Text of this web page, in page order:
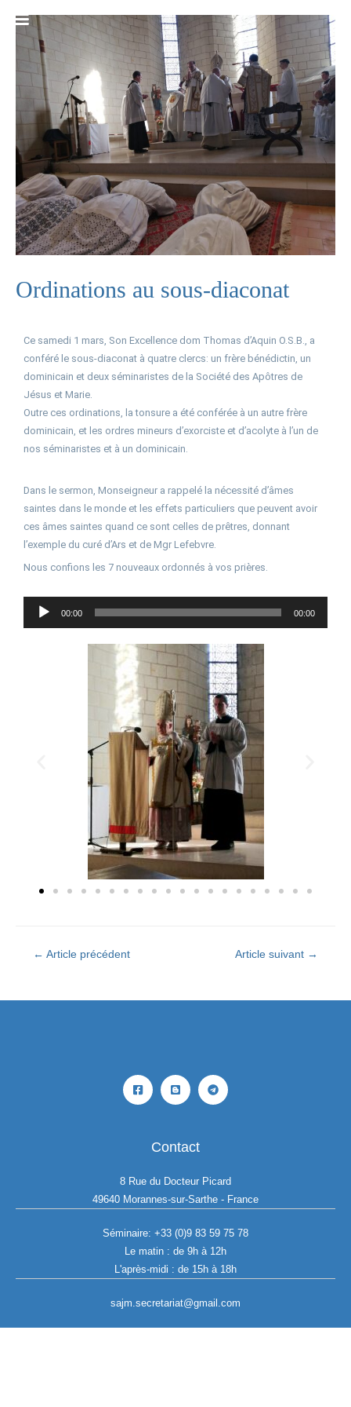
Ordinations au sous-diaconat
Ce samedi 1 mars, Son Excellence dom Thomas d’Aquin O.S.B., a
conféré le sous-diaconat à quatre clercs: un frère bénédictin, un
dominicain et deux séminaristes de la Société des Apôtres de
Jésus et Marie.
Outre ces ordinations, la tonsure a été conférée à un autre frère
dominicain, et les ordres mineurs d’exorciste et d’acolyte à l’un de
nos séminaristes et à un dominicain.
Dans le sermon, Monseigneur a rappelé la nécessité d’âmes
saintes dans le monde et les effets particuliers que peuvent avoir
ces âmes saintes quand ce sont celles de prêtres, donnant
l’exemple du curé d’Ars et de Mgr Lefebvre.
Nous confions les 7 nouveaux ordonnés à vos prières.
Lecteur
00:00 00:00
← Article précédent Article suivant →
Contact
8 Rue du Docteur Picard
49640 Morannes-sur-Sarthe - France
Séminaire: +33 (0)9 83 59 75 78
Le matin : de 9h à 12h
L'après-midi : de 15h à 18h
sajm.secretariat@gmail.com